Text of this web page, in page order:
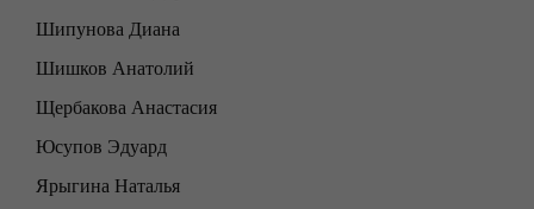
Шипунова Диана
Шишков Анатолий
Щербакова Анастасия
Юсупов Эдуард
Ярыгина Наталья